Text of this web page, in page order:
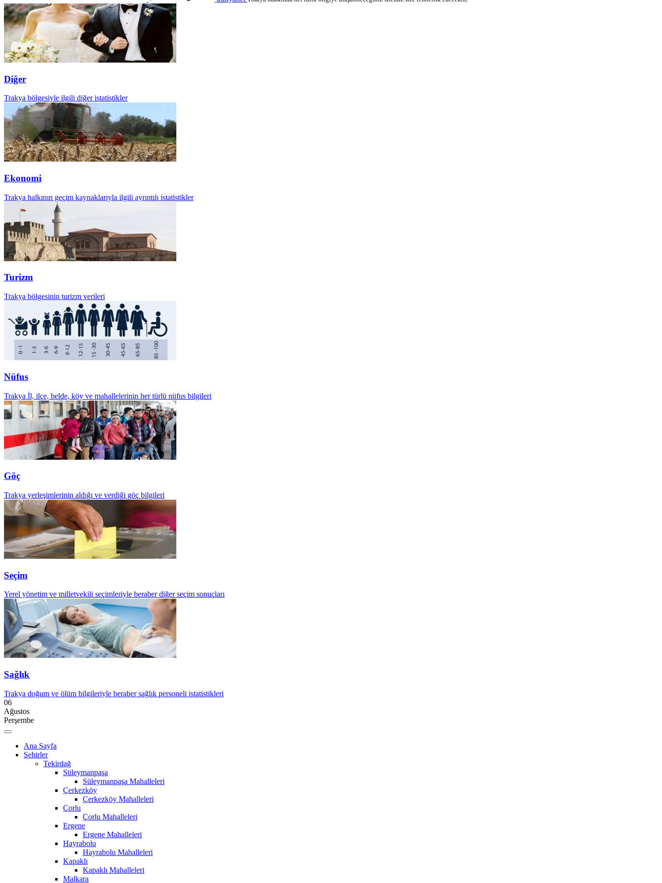
Diğer
Trakya bölgesiyle ilgili diğer istatistikler
Ekonomi
Trakya halkının geçim kaynaklarıyla ilgili ayrıntılı istatistikler
Turizm
Trakya bölgesinin turizm verileri
Nüfus
Trakya İl, ilçe, belde, köy ve mahallelerinin her türlü nüfus bilgileri
Göç
Trakya yerleşimlerinin aldığı ve verdiği göç bilgileri
Seçim
Yerel yönetim ve milletvekili seçimleriyle beraber diğer seçim sonuçları
Sağlık
Trakya doğum ve ölüm bilgileriyle beraber sağlık personeli istatistikleri
06
Ağustos
Perşembe
Ana Sayfa
Şehirler
Tekirdağ
Süleymanpaşa
Süleymanpaşa Mahalleleri
Çerkezköy
Çerkezköy Mahalleleri
Çorlu
Çorlu Mahalleleri
Ergene
Ergene Mahalleleri
Hayrabolu
Hayrabolu Mahalleleri
Kapaklı
Kapaklı Mahalleleri
Malkara